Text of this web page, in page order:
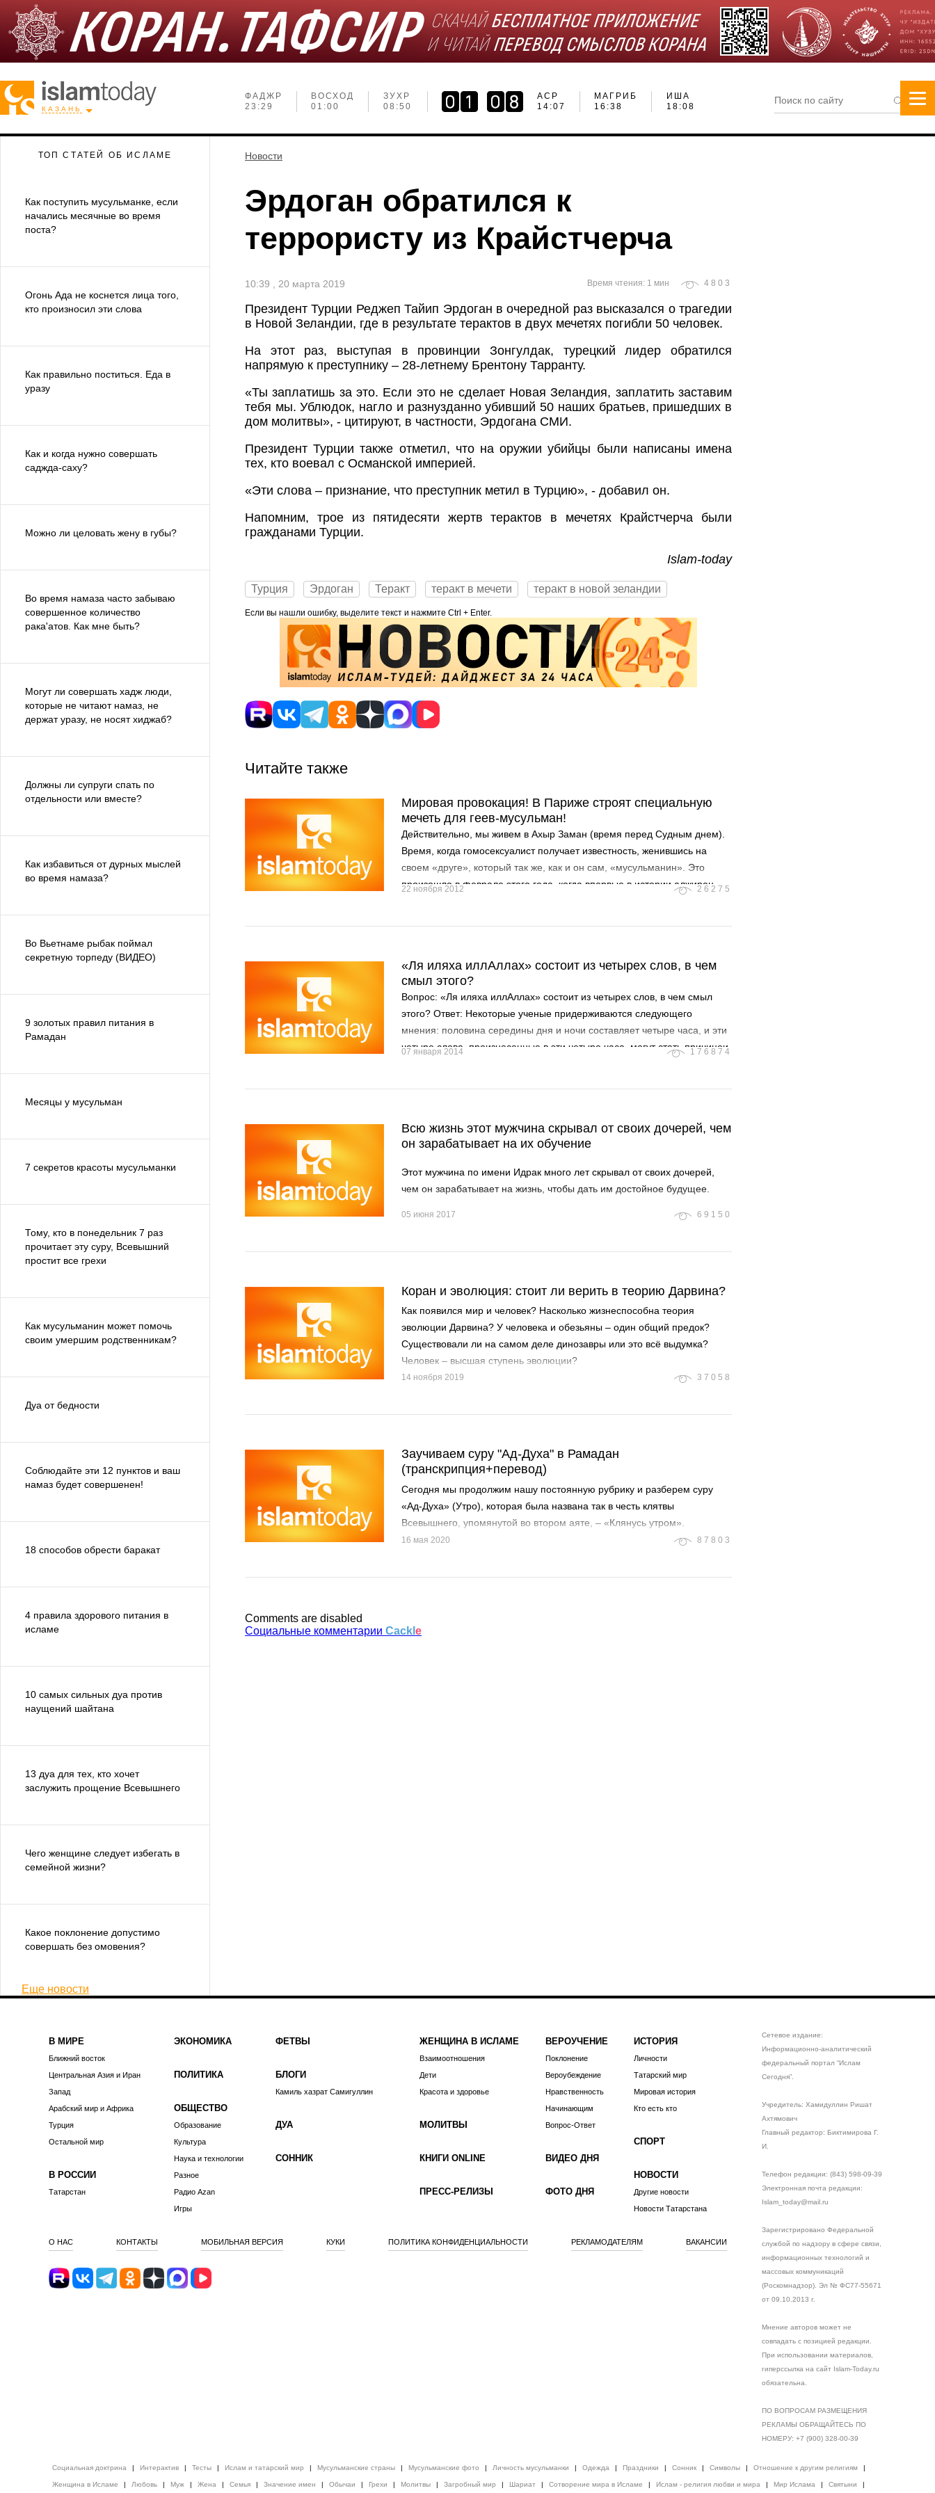
КАЗАНЬ
ФАДЖР
23:29
ВОСХОД
01:00
ЗУХР
08:50
АСР
14:07
МАГРИБ
16:38
ИША
18:08
ТОП СТАТЕЙ ОБ ИСЛАМЕ
Как поступить мусульманке, если
начались месячные во время
поста?
Огонь Ада не коснется лица того,
кто произносил эти слова
Как правильно поститься. Еда в
уразу
Как и когда нужно совершать
саджда-саху?
Можно ли целовать жену в губы?
Во время намаза часто забываю
совершенное количество
рака'атов. Как мне быть?
Могут ли совершать хадж люди,
которые не читают намаз, не
держат уразу, не носят хиджаб?
Должны ли супруги спать по
отдельности или вместе?
Как избавиться от дурных мыслей
во время намаза?
Во Вьетнаме рыбак поймал
секретную торпеду (ВИДЕО)
9 золотых правил питания в
Рамадан
Месяцы у мусульман
7 секретов красоты мусульманки
Тому, кто в понедельник 7 раз
прочитает эту суру, Всевышний
простит все грехи
Как мусульманин может помочь
своим умершим родственникам?
Дуа от бедности
Соблюдайте эти 12 пунктов и ваш
намаз будет совершенен!
18 способов обрести баракат
4 правила здорового питания в
исламе
10 самых сильных дуа против
наущений шайтана
13 дуа для тех, кто хочет
заслужить прощение Всевышнего
Чего женщине следует избегать в
семейной жизни?
Какое поклонение допустимо
совершать без омовения?
Еще новости
Новости
Эрдоган обратился к
террористу из Крайстчерча
10:39 , 20 марта 2019 Время чтения: 1 мин 4803
Президент Турции Реджеп Тайип Эрдоган в очередной раз высказался о трагедии
в Новой Зеландии, где в результате терактов в двух мечетях погибли 50 человек.
На этот раз, выступая в провинции Зонгулдак, турецкий лидер обратился
напрямую к преступнику – 28-летнему Брентону Тарранту.
«Ты заплатишь за это. Если это не сделает Новая Зеландия, заплатить заставим
тебя мы. Ублюдок, нагло и разнузданно убивший 50 наших братьев, пришедших в
дом молитвы», - цитируют, в частности, Эрдогана СМИ.
Президент Турции также отметил, что на оружии убийцы были написаны имена
тех, кто воевал с Османской империей.
«Эти слова – признание, что преступник метил в Турцию», - добавил он.
Напомним, трое из пятидесяти жертв терактов в мечетях Крайстчерча были
гражданами Турции.
Islam-today
Турция Эрдоган Теракт теракт в мечети теракт в новой зеландии
Если вы нашли ошибку, выделите текст и нажмите Ctrl + Enter.
Читайте также
Мировая провокация! В Париже строят специальную
мечеть для геев-мусульман!
Действительно, мы живем в Ахыр Заман (время перед Судным днем).
Время, когда гомосексуалист получает известность, женившись на
своем «друге», который так же, как и он сам, «мусульманин». Это
произошло в феврале этого года, когда впервые в истории алжирец
22 ноября 2012 26275
«Ля иляха иллАллах» состоит из четырех слов, в чем
смыл этого?
Вопрос: «Ля иляха иллАллах» состоит из четырех слов, в чем смыл
этого? Ответ: Некоторые ученые придерживаются следующего
мнения: половина середины дня и ночи составляет четыре часа, и эти
четыре слова, произнесенные в эти четыре часа, могут стать причиной
говорящий эти четыре слова искренне от сердца, будет полностью
очищен от грехов.
07 января 2014 176874
Всю жизнь этот мужчина скрывал от своих дочерей, чем
он зарабатывает на их обучение
Этот мужчина по имени Идрак много лет скрывал от своих дочерей,
чем он зарабатывает на жизнь, чтобы дать им достойное будущее.
05 июня 2017 69150
Коран и эволюция: стоит ли верить в теорию Дарвина?
Как появился мир и человек? Насколько жизнеспособна теория
эволюции Дарвина? У человека и обезьяны – один общий предок?
Существовали ли на самом деле динозавры или это всё выдумка?
Человек – высшая ступень эволюции?
14 ноября 2019 37058
Заучиваем суру "Ад-Духа" в Рамадан
(транскрипция+перевод)
Сегодня мы продолжим нашу постоянную рубрику и разберем суру
«Ад-Духа» (Утро), которая была названа так в честь клятвы
Всевышнего, упомянутой во втором аяте, – «Клянусь утром».
16 мая 2020 87803
Comments are disabled
Социальные комментарии Cackl e
В МИРЕ
Ближний восток
Центральная Азия и Иран
Запад
Арабский мир и Африка
Турция
Остальной мир
В РОССИИ
Татарстан
ЭКОНОМИКА
ПОЛИТИКА
ОБЩЕСТВО
Образование
Культура
Наука и технологии
Разное
Радио Azan
Игры
ФЕТВЫ
БЛОГИ
Камиль хазрат Самигуллин
ДУА
СОННИК
ЖЕНЩИНА В ИСЛАМЕ
Взаимоотношения
Дети
Красота и здоровье
МОЛИТВЫ
КНИГИ ONLINE
ПРЕСС-РЕЛИЗЫ
ВЕРОУЧЕНИЕ
Поклонение
Вероубеждение
Нравственность
Начинающим
Вопрос-Ответ
ВИДЕО ДНЯ
ФОТО ДНЯ
ИСТОРИЯ
Личности
Татарский мир
Мировая история
Кто есть кто
СПОРТ
НОВОСТИ
Другие новости
Новости Татарстана
О НАС КОНТАКТЫ МОБИЛЬНАЯ ВЕРСИЯ КУКИ ПОЛИТИКА КОНФИДЕНЦИАЛЬНОСТИ РЕКЛАМОДАТЕЛЯМ ВАКАНСИИ
Сетевое издание:
Информационно-аналитический
федеральный портал “Ислам
Сегодня”.
Учредитель: Хамидуллин Ришат
Ахтямович
Главный редактор: Биктимирова Г.
И.
Телефон редакции: (843) 598-09-39
Электронная почта редакции:
Islam_today@mail.ru
Зарегистрировано Федеральной
службой по надзору в сфере связи,
информационных технологий и
массовых коммуникаций
(Роскомнадзор). Эл № ФС77-55671
от 09.10.2013 г.
Мнение авторов может не
совпадать с позицией редакции.
При использовании материалов,
гиперссылка на сайт Islam-Today.ru
обязательна.
ПО ВОПРОСАМ РАЗМЕЩЕНИЯ
РЕКЛАМЫ ОБРАЩАЙТЕСЬ ПО
НОМЕРУ: +7 (900) 328-00-39
Социальная доктрина | Интерактив | Тесты | Ислам и татарский мир | Мусульманские страны | Мусульманские фото | Личность мусульманки | Одежда | Праздники | Сонник | Символы | Отношение к другим религиям |
Женщина в Исламе | Любовь | Муж | Жена | Семья | Значение имен | Обычаи | Грехи | Молитвы | Загробный мир | Шариат | Сотворение мира в Исламе | Ислам - религия любви и мира | Мир Ислама | Святыни |